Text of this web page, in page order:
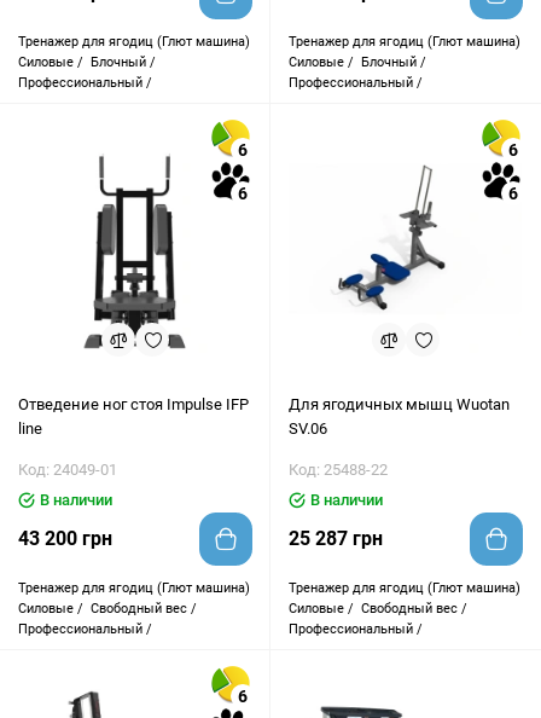
Тренажер для ягодиц (Глют машина)
Силовые / Блочный /
Профессиональный /
Тренажер для ягодиц (Глют машина)
Силовые / Блочный /
Профессиональный /
6
6
Отведение ног стоя Impulse IFP
line
Код: 24049-01
В наличии
43 200 грн
Тренажер для ягодиц (Глют машина)
Силовые / Свободный вес /
Профессиональный /
6
6
Для ягодичных мышц Wuotan
SV.06
Код: 25488-22
В наличии
25 287 грн
Тренажер для ягодиц (Глют машина)
Силовые / Свободный вес /
Профессиональный /
6